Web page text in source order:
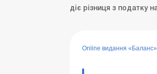
діє різниця з податку
Online видання «Баланс»